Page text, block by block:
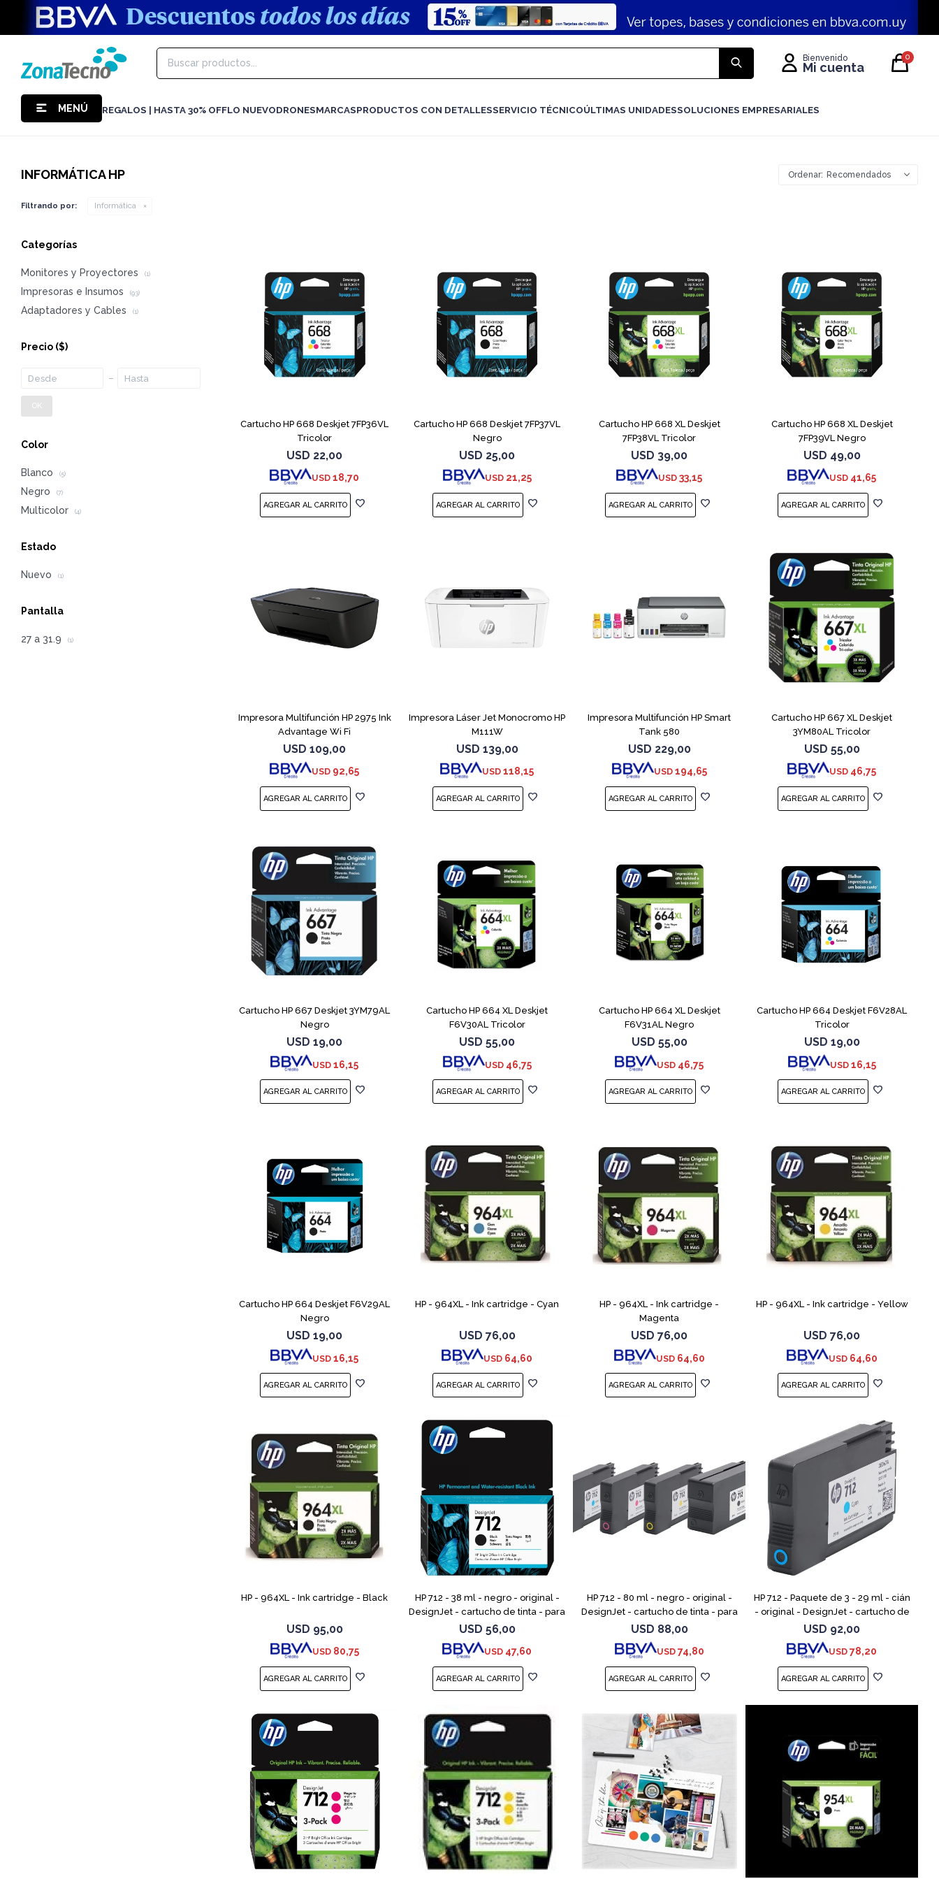
MENÚ REGALOS | HASTA 30% OFFLO NUEVODRONESMARCASPRODUCTOS CON DETALLESSERVICIO TÉCNICOÚLTIMAS UNIDADESSOLUCIONES EMPRESARIALES
0
INFORMÁTICA HP Recomendados
Filtrando por: Informática
Cartucho HP 668 Deskjet 7FP36VL
Tricolor
USD 22,00
USD 18,70
Cartucho HP 668 Deskjet 7FP37VL
Negro
USD 25,00
USD 21,25
Cartucho HP 668 XL Deskjet
7FP38VL Tricolor
USD 39,00
USD 33,15
Cartucho HP 668 XL Deskjet
7FP39VL Negro
USD 49,00
USD 41,65
Impresora Multifunción HP 2975 Ink
Advantage Wi Fi
USD 109,00
USD 92,65
Impresora Láser Jet Monocromo HP
M111W
USD 139,00
USD 118,15
Impresora Multifunción HP Smart
Tank 580
USD 229,00
USD 194,65
Cartucho HP 667 XL Deskjet
3YM80AL Tricolor
USD 55,00
USD 46,75
Cartucho HP 667 Deskjet 3YM79AL
Negro
USD 19,00
USD 16,15
Cartucho HP 664 XL Deskjet
F6V30AL Tricolor
USD 55,00
USD 46,75
Cartucho HP 664 XL Deskjet
F6V31AL Negro
USD 55,00
USD 46,75
Cartucho HP 664 Deskjet F6V28AL
Tricolor
USD 19,00
USD 16,15
Cartucho HP 664 Deskjet F6V29AL
Negro
USD 19,00
USD 16,15
HP - 964XL - Ink cartridge - Cyan
USD 76,00
USD 64,60
HP - 964XL - Ink cartridge -
Magenta
USD 76,00
USD 64,60
HP - 964XL - Ink cartridge - Yellow
USD 76,00
USD 64,60
HP - 964XL - Ink cartridge - Black
USD 95,00
USD 80,75
HP 712 - 38 ml - negro - original -
DesignJet - cartucho de tinta - para
DesignJet Studio, T210, T230, T250,
T630, T650
USD 56,00
USD 47,60
HP 712 - 80 ml - negro - original -
DesignJet - cartucho de tinta - para
DesignJet Studio, T210, T230, T250,
T630, T650
USD 88,00
USD 74,80
HP 712 - Paquete de 3 - 29 ml - cián
- original - DesignJet - cartucho de
tinta - para DesignJet Studio, T210,
T230, T250, T630,
USD 92,00
USD 78,20
Categorías
Monitores y Proyectores (1)
Impresoras e Insumos (93)
Adaptadores y Cables (1)
Precio ($)
OK
Color
Blanco (5)
Negro (7)
Multicolor (4)
Estado
Nuevo (1)
Pantalla
27 a 31.9 (1)